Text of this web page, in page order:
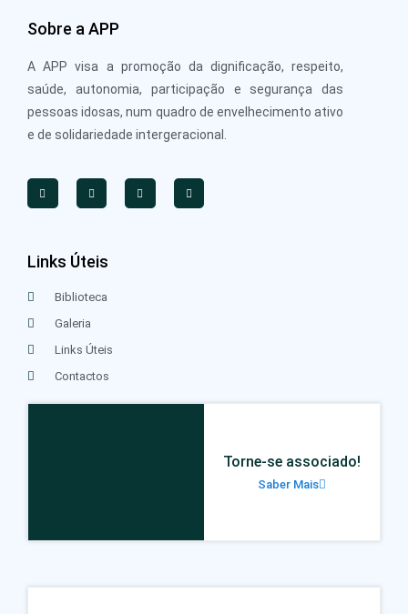
Sobre a APP
A APP visa a promoção da dignificação, respeito,
saúde, autonomia, participação e segurança das
pessoas idosas, num quadro de envelhecimento ativo
e de solidariedade intergeracional.
Links Úteis
Biblioteca
Galeria
Links Úteis
Contactos
Torne-se associado!
Saber Mais